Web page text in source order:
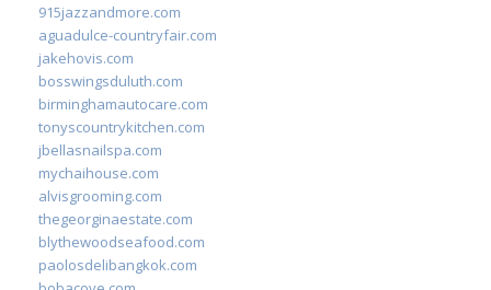
915jazzandmore.com
aguadulce-countryfair.com
jakehovis.com
bosswingsduluth.com
birminghamautocare.com
tonyscountrykitchen.com
jbellasnailspa.com
mychaihouse.com
alvisgrooming.com
thegeorginaestate.com
blythewoodseafood.com
paolosdelibangkok.com